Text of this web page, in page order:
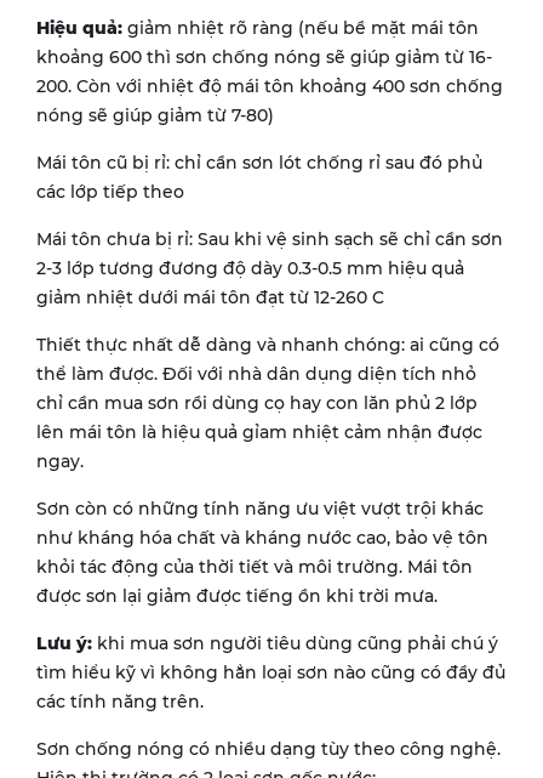
Hiệu quả: giảm nhiệt rõ ràng (nếu bề mặt mái tôn
khoảng 600 thì sơn chống nóng sẽ giúp giảm từ 16-
200. Còn với nhiệt độ mái tôn khoảng 400 sơn chống
nóng sẽ giúp giảm từ 7-80)
Mái tôn cũ bị rỉ: chỉ cần sơn lót chống rỉ sau đó phủ
các lớp tiếp theo
Mái tôn chưa bị rỉ: Sau khi vệ sinh sạch sẽ chỉ cần sơn
2-3 lớp tương đương độ dày 0.3-0.5 mm hiệu quả
giảm nhiệt dưới mái tôn đạt từ 12-260 C
Thiết thực nhất dễ dàng và nhanh chóng: ai cũng có
thể làm được. Đối với nhà dân dụng diện tích nhỏ
chỉ cần mua sơn rồi dùng cọ hay con lăn phủ 2 lớp
lên mái tôn là hiệu quả gỉam nhiệt cảm nhận được
ngay.
Sơn còn có những tính năng ưu việt vượt trội khác
như kháng hóa chất và kháng nước cao, bảo vệ tôn
khỏi tác động của thời tiết và môi trường. Mái tôn
được sơn lại giảm được tiếng ồn khi trời mưa.
Lưu ý: khi mua sơn người tiêu dùng cũng phải chú ý
tìm hiểu kỹ vì không hẳn loại sơn nào cũng có đầy đủ
các tính năng trên.
Sơn chống nóng có nhiều dạng tùy theo công nghệ.